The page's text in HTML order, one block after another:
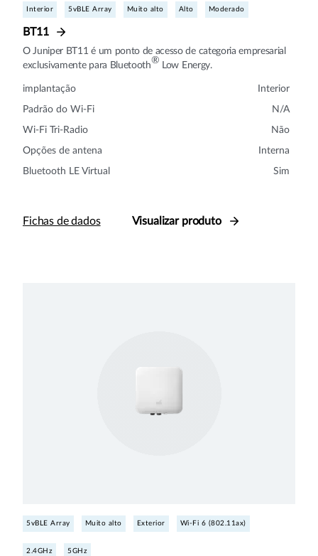
Interior 5vBLE Array Muito alto Alto Moderado
BT11
O Juniper BT11 é um ponto de acesso de categoria empresarial
exclusivamente para Bluetooth® Low Energy.
implantação Interior
Padrão do Wi-Fi N/A
Wi-Fi Tri-Radio Não
Opções de antena Interna
Bluetooth LE Virtual Sim
Fichas de dados Visualizar produto
5vBLE Array Muito alto Exterior Wi-Fi 6 (802.11ax)
2.4GHz 5GHz